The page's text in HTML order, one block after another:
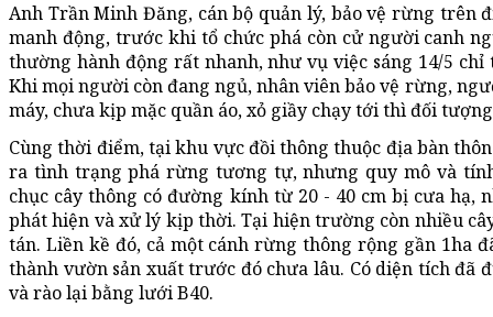
Anh Trần Minh Đăng, cán bộ quản lý, bảo vệ rừng trên
manh động, trước khi tổ chức phá còn cử người canh
thường hành động rất nhanh, như vụ việc sáng 14/5
Khi mọi người còn đang ngủ, nhân viên bảo vệ rừng,
máy, chưa kịp mặc quần áo, xỏ giầy chạy tới thì đối
Cùng thời điểm, tại khu vực đồi thông thuộc địa bàn
ra tình trạng phá rừng tương tự, nhưng quy mô và
chục cây thông có đường kính từ 20 - 40 cm bị cưa
phát hiện và xử lý kịp thời. Tại hiện trường còn nhiều
tán. Liền kề đó, cả một cánh rừng thông rộng gần 1ha
thành vườn sản xuất trước đó chưa lâu. Có diện tích đã
và rào lại bằng lưới B40.